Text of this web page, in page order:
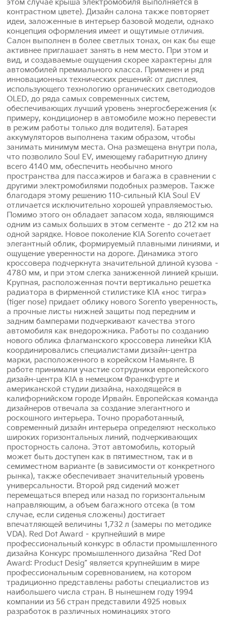
этом случае крыша электромобиля выполняется в
контрастном цвете). Дизайн салона также повторяет
идеи, заложенные в интерьер базовой модели, однако
концепция оформления имеет и ощутимые отличия.
Салон выполнен в более светлых тонах, он как бы еще
активнее приглашает занять в нем место. При этом и
вид, и создаваемые ощущения скорее характерны для
автомобилей премиального класса. Применен и ряд
инновационных технических решений: от дисплея,
использующего технологию органических светодиодов
OLED, до ряда самых современных систем,
обеспечивающих лучший уровень энергосбережения (к
примеру, кондиционер в автомобиле можно перевести
в режим работы только для водителя). Батарея
аккумуляторов выполнена таким образом, чтобы
занимать минимум места. Она размещена внутри пола,
что позволило Soul EV, имеющему габаритную длину
всего 4140 мм, обеспечить необычно много
пространства для пассажиров и багажа в сравнении с
другими электромобилями подобных размеров. Также
благодаря этому решению 110-сильный KIA Soul EV
отличается исключительно хорошей управляемостью.
Помимо этого он обладает запасом хода, являющимся
одним из самых больших в этом сегменте – до 212 км на
одной зарядке. Новое поколение KIA Sorento сочетает
элегантный облик, формируемый плавными линиями, и
ощущение уверенности на дороге. Динамика этого
кроссовера подчеркнута значительной длиной кузова –
4780 мм, и при этом слегка заниженной линией крыши.
Крупная, расположенная почти вертикально решетка
радиатора в фирменной стилистике KIA «нос тигра»
(tiger nose) придает облику нового Sorento уверенность,
а прочные листы нижней защиты под передним и
задним бамперами подчеркивают качества этого
автомобиля как внедорожника. Работы по созданию
нового облика флагманского кроссовера линейки KIA
координировались специалистами дизайн-центра
марки, расположенного в корейском Намьянге. В
работе принимали участие сотрудники европейского
дизайн-центра KIA в немецком Франкфурте и
американской студии дизайна, находящейся в
калифорнийском городе Ирвайн. Европейская команда
дизайнеров отвечала за создание элегантного и
роскошного интерьера. Точно проработанный,
современный дизайн интерьера определяют несколько
широких горизонтальных линий, подчеркивающих
просторность салона. Этот автомобиль, который
может быть доступен как в пятиместном, так и в
семиместном варианте (в зависимости от конкретного
рынка), также обеспечивает значительный уровень
универсальности. Второй ряд сидений может
перемещаться вперед или назад по горизонтальным
направляющим, а объем багажного отсека (в том
случае, если сиденья сложены) достигает
впечатляющей величины 1,732 л (замеры по методике
VDA). Red Dot Award – крупнейший в мире
профессиональный конкурс в области промышленного
дизайна Конкурс промышленного дизайна “Red Dot
Award: Product Desig” является крупнейшим в мире
профессиональным соревнованием, на котором
традиционно представлены работы специалистов из
наибольшего числа стран. В нынешнем году 1994
компании из 56 стран представили 4925 новых
разработок в различных номинациях этого